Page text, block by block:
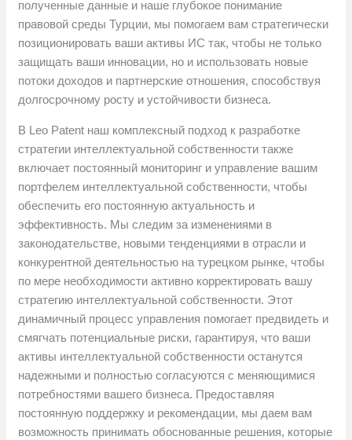
полученные данные и наше глубокое понимание
правовой среды Турции, мы помогаем вам стратегически
позиционировать ваши активы ИС так, чтобы не только
защищать ваши инновации, но и использовать новые
потоки доходов и партнерские отношения, способствуя
долгосрочному росту и устойчивости бизнеса.
В Leo Patent наш комплексный подход к разработке
стратегии интеллектуальной собственности также
включает постоянный мониторинг и управление вашим
портфелем интеллектуальной собственности, чтобы
обеспечить его постоянную актуальность и
эффективность. Мы следим за изменениями в
законодательстве, новыми тенденциями в отрасли и
конкурентной деятельностью на турецком рынке, чтобы
по мере необходимости активно корректировать вашу
стратегию интеллектуальной собственности. Этот
динамичный процесс управления помогает предвидеть и
смягчать потенциальные риски, гарантируя, что ваши
активы интеллектуальной собственности останутся
надежными и полностью согласуются с меняющимися
потребностями вашего бизнеса. Предоставляя
постоянную поддержку и рекомендации, мы даем вам
возможность принимать обоснованные решения, которые